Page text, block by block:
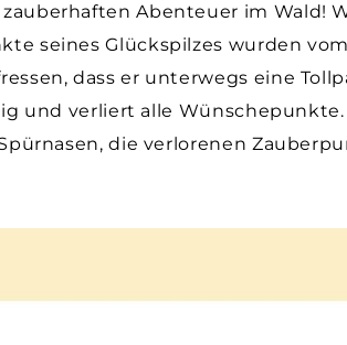
Abenteuer im Wald!
seines Glückspilzes wurden
dass er unterwegs eine
und verliert alle Wünschepunkte.
die verlorenen